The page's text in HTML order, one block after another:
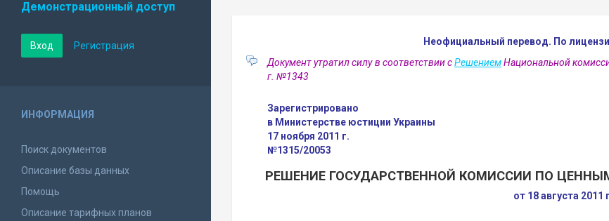
Демонстрационный доступ
Вход Регистрация
ИНФОРМАЦИЯ
Поиск документов
Описание базы данных
Помощь
Описание тарифных планов
Неофициальный перевод. По
Документ утратил силу в соответствии сРешениемНациональной
г. №1343
Зарегистрировано
в Министерстве юстиции Украины
17 ноября 2011 г.
№1315/20053
РЕШЕНИЕ ГОСУДАРСТВЕННОЙ КОМИССИИ ПО
от 18 августа